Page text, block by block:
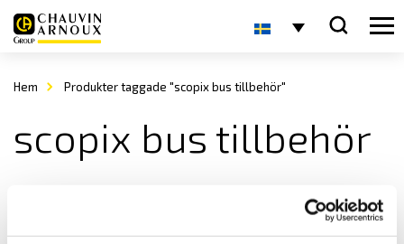
Hem Produkter taggade "scopix bus tillbehör"
scopix bus tillbehör